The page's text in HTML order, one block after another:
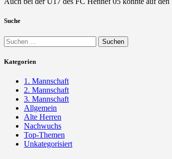
Suche
Suchen
nach:
Kategorien
1. Mannschaft
2. Mannschaft
3. Mannschaft
Allgemein
Alte Herren
Nachwuchs
Top-Themen
Unkategorisiert